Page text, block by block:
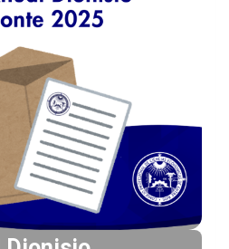
i
p
r
n
c
i
a